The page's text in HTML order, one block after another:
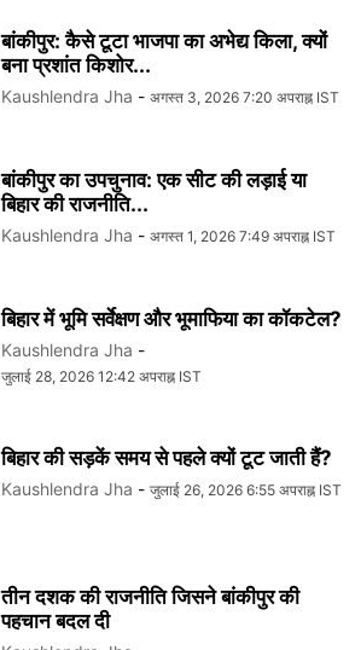
बांकीपुर: कैसे टूटा भाजपा का अभेद्य किला, क्यों
बना प्रशांत किशोर...
Kaushlendra Jha - अगस्त 3, 2026 7:20 अपराह्न IST
बांकीपुर का उपचुनाव: एक सीट की लड़ाई या
बिहार की राजनीति...
Kaushlendra Jha - अगस्त 1, 2026 7:49 अपराह्न IST
बिहार में भूमि सर्वेक्षण और भूमाफिया का कॉकटेल?
Kaushlendra Jha -
जुलाई 28, 2026 12:42 अपराह्न IST
बिहार की सड़कें समय से पहले क्यों टूट जाती हैं?
Kaushlendra Jha - जुलाई 26, 2026 6:55 अपराह्न IST
तीन दशक की राजनीति जिसने बांकीपुर की
पहचान बदल दी